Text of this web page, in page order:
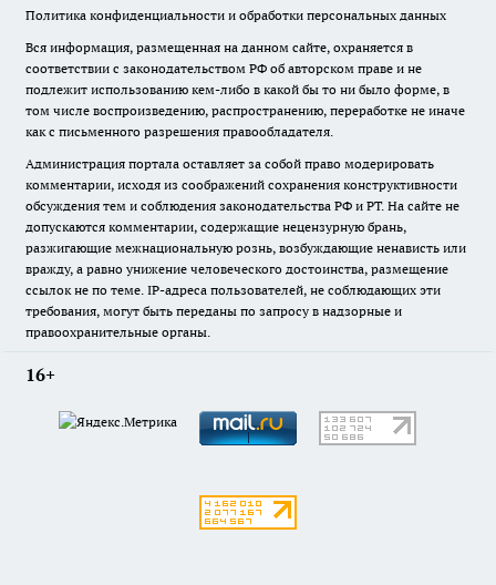
Политика конфиденциальности и обработки персональных данных
Вся информация, размещенная на данном сайте, охраняется в
соответствии с законодательством РФ об авторском праве и не
подлежит использованию кем-либо в какой бы то ни было форме, в
том числе воспроизведению, распространению, переработке не иначе
как с письменного разрешения правообладателя.
Администрация портала оставляет за собой право модерировать
комментарии, исходя из соображений сохранения конструктивности
обсуждения тем и соблюдения законодательства РФ и РТ. На сайте не
допускаются комментарии, содержащие нецензурную брань,
разжигающие межнациональную рознь, возбуждающие ненависть или
вражду, а равно унижение человеческого достоинства, размещение
ссылок не по теме. IP-адреса пользователей, не соблюдающих эти
требования, могут быть переданы по запросу в надзорные и
правоохранительные органы.
16+